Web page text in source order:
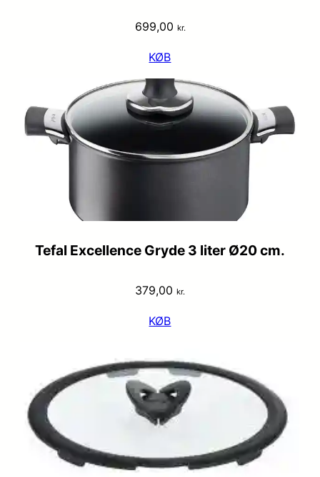
699,00 kr.
KØB
Tefal Excellence Gryde 3 liter Ø20 cm.
379,00 kr.
KØB